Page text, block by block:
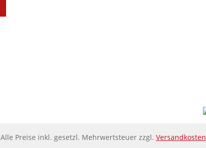
Alle Preise inkl. gesetzl. Mehrwertsteuer zzgl. Versandkosten